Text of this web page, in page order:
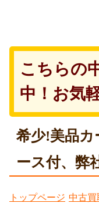
こちらの
中！お気
希少!美品カ
ース付、弊
トップページ 中古買